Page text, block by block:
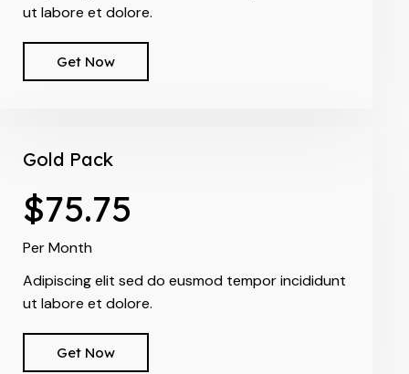
ut labore et dolore.
Get Now
Gold Pack
$75.75
Per Month
Adipiscing elit sed do eusmod tempor incididunt
ut labore et dolore.
Get Now